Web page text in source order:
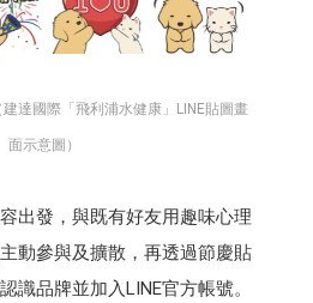
達國際「飛利浦水健康」LINE貼圖畫
面示意圖）
出發，與既有好友用趣味心理
動參與及擴散，再透過節慶貼
識品牌並加入LINE官方帳號。